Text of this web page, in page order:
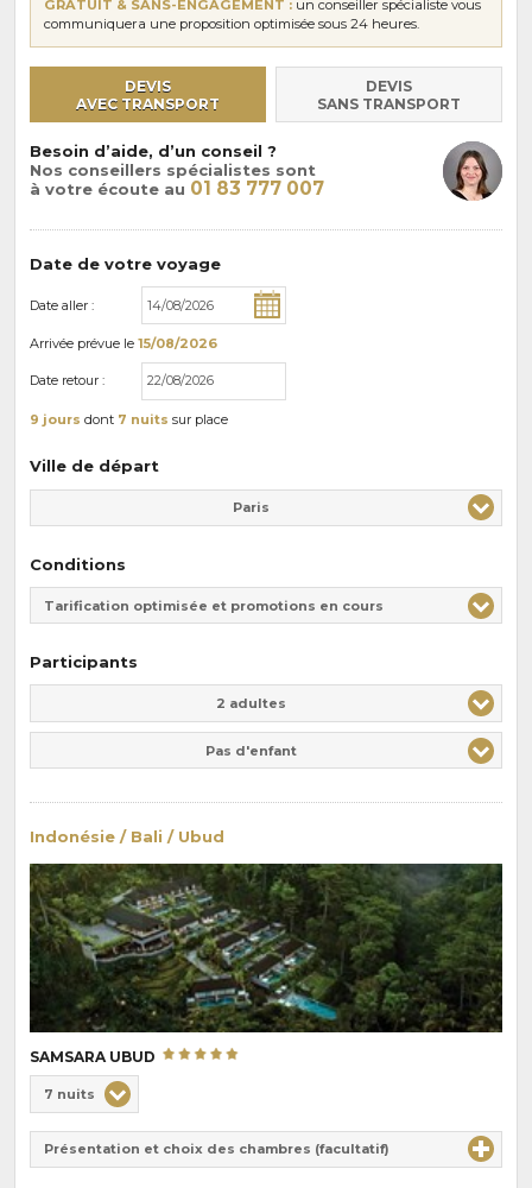
GRATUIT & SANS-ENGAGEMENT : un conseiller spécialiste vous
communiquera une proposition optimisée sous 24 heures.
DEVIS
AVEC TRANSPORT
DEVIS
SANS TRANSPORT
Besoin d’aide, d’un conseil ?
Nos conseillers spécialistes sont
à votre écoute au 01 83 777 007
Date de votre voyage
Date aller :
Arrivée prévue le 15/08/2026
Date retour :
9 jours dont 7 nuits sur place
Ville de départ
Paris
Conditions
Tarification optimisée et promotions en cours
Participants
2 adultes
Pas d'enfant
Indonésie / Bali / Ubud
SAMSARA UBUD
de
pension
Durée
7 nuits
Présentation et choix des chambres (facultatif)